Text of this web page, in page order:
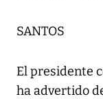
SANTOS
El presidente
ha advertido